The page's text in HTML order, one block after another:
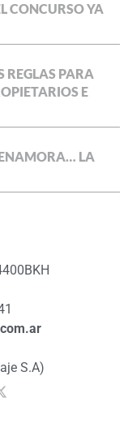
CONCURSO YA
REGLAS PARA
E
LA
S.A)